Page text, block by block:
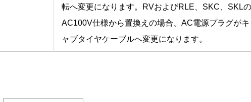
転へ変更になります。RVおよびRLE、SKC、SKLの
AC100V仕様から置換えの場合、AC電源プラグがキ
ャブタイヤケーブルへ変更になります。